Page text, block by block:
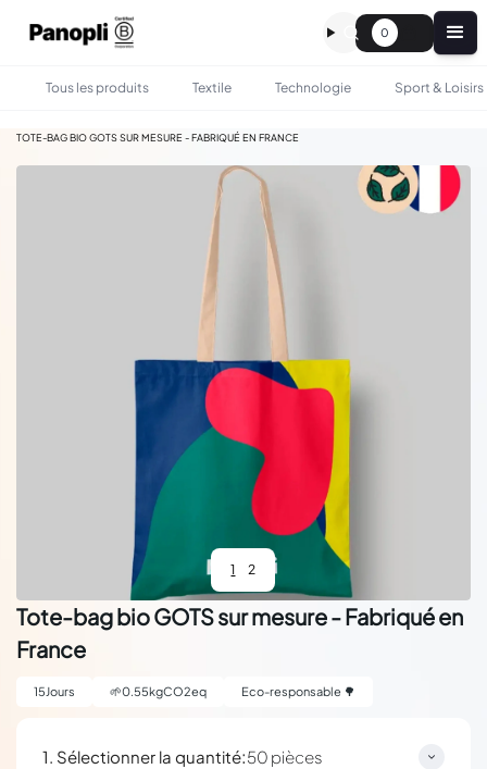
0
Tous les produits Textile Technologie Sport & Loisirs
TOTE-BAG BIO GOTS SUR MESURE - FABRIQUÉ EN FRANCE
1 2
Tote-bag bio GOTS sur mesure - Fabriqué en
France
15 Jours 🌱0.55kgCO2eq Eco-responsable 🌳
1. Sélectionner la quantité:50 pièces